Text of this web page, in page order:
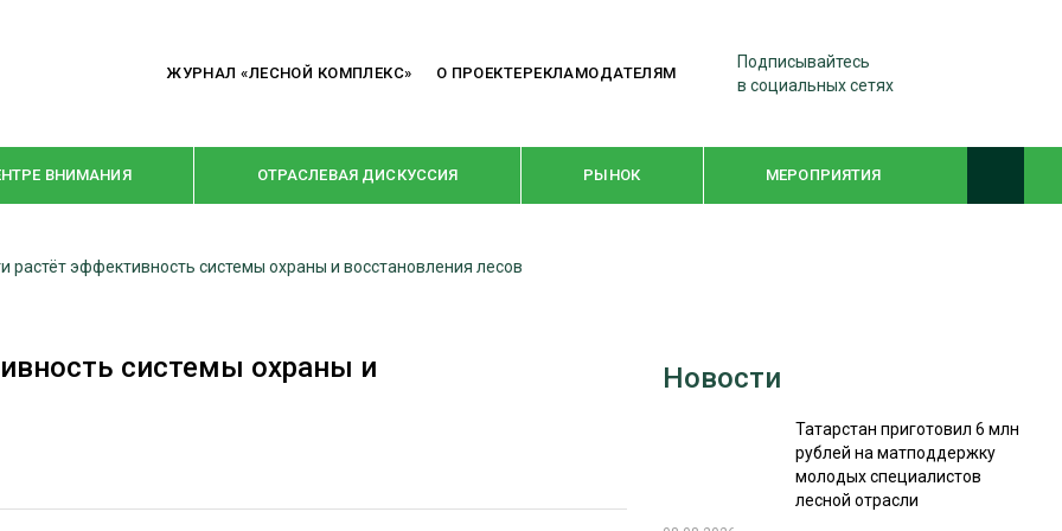
ЖУРНАЛ «ЛЕСНОЙ КОМПЛЕКС» О ПРОЕКТЕРЕКЛАМОДАТЕЛЯМ
Подписывайтесь
в социальных сетях
ВНИМАНИЯ ОТРАСЛЕВАЯ ДИСКУССИЯ РЫНОК МЕРОПРИЯТИЯ
РУБРИКИ
КРУПНЫМ ПЛАНОМ WOODEX-2021
СУШКА ДРЕВЕСИНЫ
растёт эффективность системы охраны и восстановления лесов
системы охраны и
Новости
Татарстан приготовил 6 млн
рублей на матподдержку
молодых специалистов
лесной отрасли